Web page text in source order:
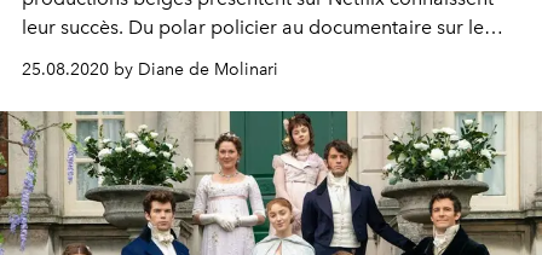
leur succès. Du polar policier au documentaire sur le
belges à visionner sur la plateforme.
25.08.2020 by Diane de Molinari